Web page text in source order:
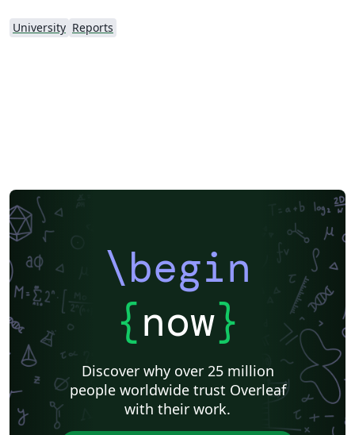
University Reports
\begin
{now}
Discover why over 25 million
people worldwide trust Overleaf
with their work.